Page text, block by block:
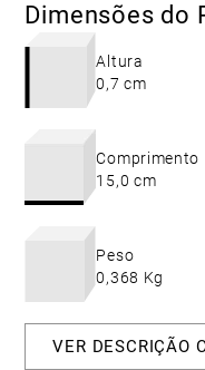
Dimensões do
Altura
0,7 cm
Comprimento
15,0 cm
Peso
0,368 Kg
VER DESCRIÇÃO